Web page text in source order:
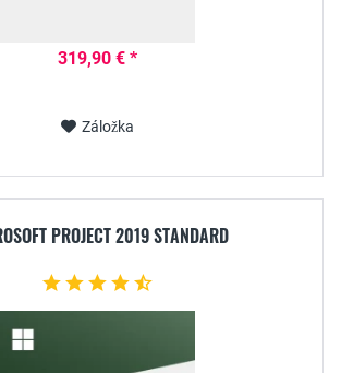
319,90 € *
Záložka
PROJECT 2019 STANDARD